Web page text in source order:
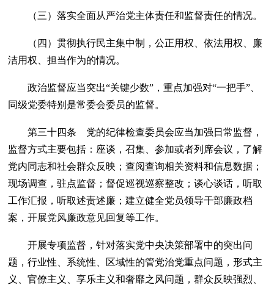
（三）落实全面从严治党主体责任和监督责任的情况。
（四）贯彻执行民主集中制，公正用权、依法用权、廉
洁用权、担当作为的情况。
政治监督应当突出“关键少数”，重点加强对“一把手”、
同级党委特别是常委会委员的监督。
第三十四条 党的纪律检查委员会应当加强日常监督，
监督方式主要包括：座谈，召集、参加或者列席会议，了解
党内同志和社会群众反映；查阅查询相关资料和信息数据；
现场调查，驻点监督；督促巡视巡察整改；谈心谈话，听取
工作汇报，听取述责述廉；建立健全党员领导干部廉政档
案，开展党风廉政意见回复等工作。
开展专项监督，针对落实党中央决策部署中的突出问
题，行业性、系统性、区域性的管党治党重点问题，形式主
义、官僚主义、享乐主义和奢靡之风问题，群众反映强烈、